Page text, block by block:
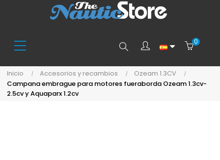
Buscar
aquí...
0
Inicio Accesorios y recambios
Ozeam 1.3CV
Campana embrague para motores fueraborda Ozeam 1.3cv-
2.5cv y Aquaparx 1.2cv